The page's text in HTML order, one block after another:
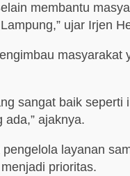
membantu
ujar Irjen
sangat baik
ajaknya.
layanan
prioritas.